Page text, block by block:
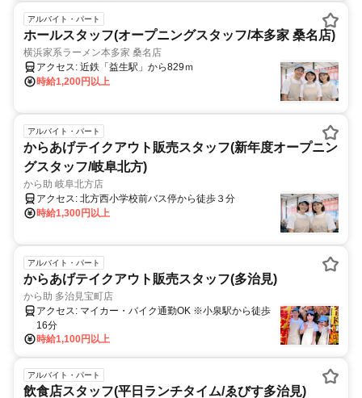
アルバイト・パート
ホールスタッフ(オープニングスタッフ/本多家 桑名店)
横浜家系ラーメン本多家 桑名店
時給1,200円以上
アクセス: 近鉄「益生駅」から829ｍ
アルバイト・パート
からあげテイクアウト販売スタッフ(新年度オープニン
グスタッフ/岐阜北方)
から助 岐阜北方店
時給1,300円以上
アクセス: 北方西小学校前バス停から徒歩３分
アルバイト・パート
からあげテイクアウト販売スタッフ(多治見)
から助 多治見宝町店
時給1,100円以上
アクセス: マイカー・バイク通勤OK ※小泉駅から徒歩
16分
アルバイト・パート
飲食店スタッフ(平日ランチタイム/ゑびす多治見)